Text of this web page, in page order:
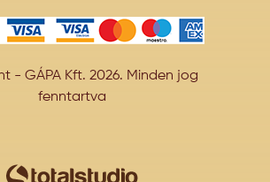
- GÁPA Kft. 2026. Minden jog
fenntartva